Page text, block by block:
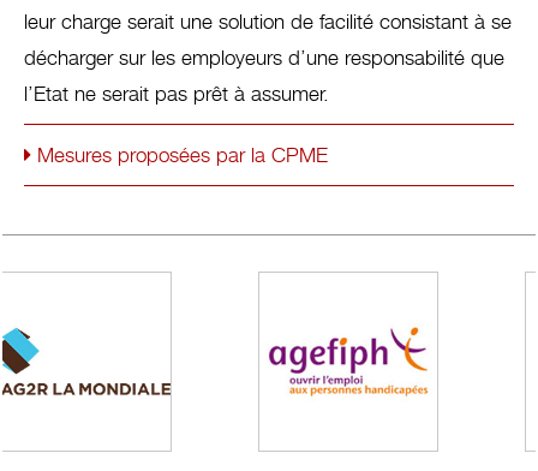
leur charge serait une solution de facilité consistant à se
décharger sur les employeurs d’une responsabilité que
l’Etat ne serait pas prêt à assumer.
Mesures proposées par la CPME